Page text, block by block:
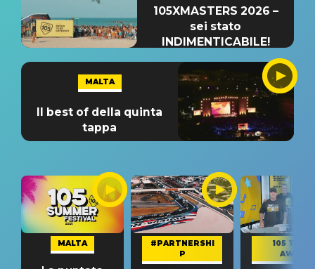
105XMASTERS 2026 –
sei stato
INDIMENTICABILE!
MALTA
Il best of della quinta
tappa
MALTA
#PARTNERSHI
P
105 TAKE
AWAY